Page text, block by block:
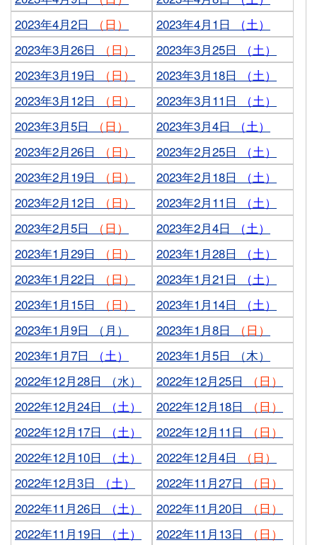
2023年4月2日
（日） 2023年4月1日
（土）
2023年3月26日
（日） 2023年3月25日
（土）
2023年3月19日
（日） 2023年3月18日
（土）
2023年3月12日
（日） 2023年3月11日
（土）
2023年3月5日
（日） 2023年3月4日
（土）
2023年2月26日
（日） 2023年2月25日
（土）
2023年2月19日
（日） 2023年2月18日
（土）
2023年2月12日
（日） 2023年2月11日
（土）
2023年2月5日
（日） 2023年2月4日
（土）
2023年1月29日
（日） 2023年1月28日
（土）
2023年1月22日
（日） 2023年1月21日
（土）
2023年1月15日
（日） 2023年1月14日
（土）
2023年1月9日 （月）
2023年1月8日
（日）
2023年1月7日
（土）
2023年1月5日 （木）
2022年12月28日 （水）
2022年12月25日
（日）
2022年12月24日
（土） 2022年12月18日
（日）
2022年12月17日
（土） 2022年12月11日
（日）
2022年12月10日
（土） 2022年12月4日
（日）
2022年12月3日
（土） 2022年11月27日
（日）
2022年11月26日
（土） 2022年11月20日
（日）
2022年11月19日
（土） 2022年11月13日
（日）